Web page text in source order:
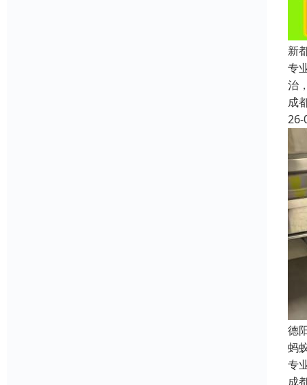
新
专
治
成
26-
德
蚂
专
成